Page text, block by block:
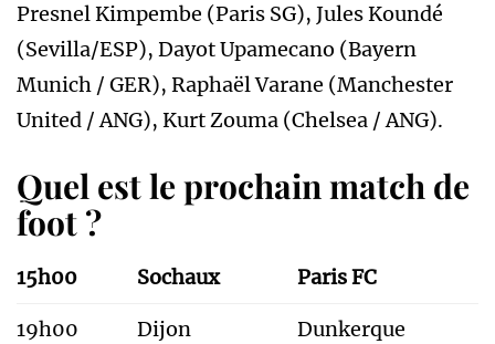
Presnel Kimpembe (Paris SG), Jules Koundé
(Sevilla/ESP), Dayot Upamecano (Bayern
Munich / GER), Raphaël Varane (Manchester
United / ANG), Kurt Zouma (Chelsea / ANG).
Quel est le prochain match de
foot ?
15h00 Sochaux Paris FC
19h00 Dijon Dunkerque